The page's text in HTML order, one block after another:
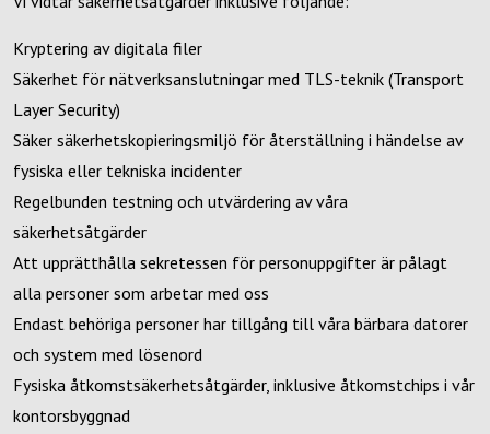
Kryptering av digitala filer
Säkerhet för nätverksanslutningar med TLS-teknik (Transport
Layer Security)
Säker säkerhetskopieringsmiljö för återställning i händelse av
fysiska eller tekniska incidenter
Regelbunden testning och utvärdering av våra
säkerhetsåtgärder
Att upprätthålla sekretessen för personuppgifter är pålagt
alla personer som arbetar med oss
Endast behöriga personer har tillgång till våra bärbara datorer
och system med lösenord
Fysiska åtkomstsäkerhetsåtgärder, inklusive åtkomstchips i vår
kontorsbyggnad